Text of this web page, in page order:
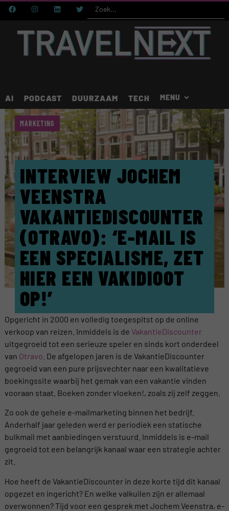
AI PODCAST DUURZAAM TECH
INTERVIEW JOCHEM
VEENSTRA
VAKANTIEDISCOUNTER
(OTRAVO): ‘E-MAIL IS
EEN SPECIALISME, ZET
HIER EEN VAKIDIOOT
OP!’
MARKETING
Opgericht in 2000 en volledig toegespitst op de online
verkoop van reizen. Inmiddels is de VakantieDiscounter
uitgegroeid tot een serieuze speler en sinds kort onderdeel
van Otravo. De afgelopen jaren is de VakantieDiscounter
gegroeid van een pure prijsvechter naar een kwalitatieve
boekingssite waarbij het gemak van een vakantie vinden
vooraan staat. Boeken zonder vloeken!, zoals zij zelf zeggen.
Zo ook de gehele e-mailmarketing binnen het bedrijf.
Anderhalf jaar geleden werd er periodiek een statische
bulkmail met aanbiedingen verstuurd. Inmiddels is e-mail
gegroeid tot een belangrijk kanaal waar een strategie achter
zit.
Hoe heeft de VakantieDiscounter in deze korte tijd dit kanaal
opgezet en ingericht? En welke valkuilen zijn er allemaal
overwonnen? Tijd voor een gesprek met Jochem Veenstra, e-